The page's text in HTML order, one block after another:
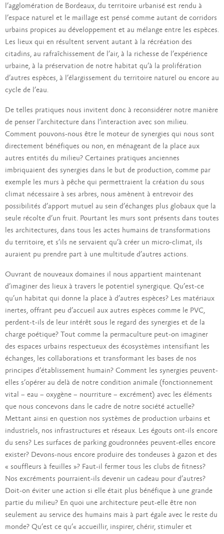
l’agglomération de Bordeaux, du territoire urbanisé est rendu à
l’espace naturel et le maillage est pensé comme autant de corridors
urbains propices au développement et au mélange entre les espèces.
Les lieux qui en résultent servent autant à la récréation des
citadins, au rafraîchissement de l’air, à la richesse de l’expérience
urbaine, à la préservation de notre habitat qu’à la prolifération
d’autres espèces, à l’élargissement du territoire naturel ou encore au
cycle de l’eau.
De telles pratiques nous invitent donc à reconsidérer notre manière
de penser l’architecture dans l’interaction avec son milieu.
Comment pouvons-nous être le moteur de synergies qui nous sont
directement bénéfiques ou non, en ménageant de la place aux
autres entités du milieu? Certaines pratiques anciennes
imbriquaient des synergies dans le but de production, comme par
exemple les murs à pêche qui permettraient la création du sous
climat nécessaire à ses arbres, nous amènent à entrevoir des
possibilités d’apport mutuel au sein d’échanges plus globaux que la
seule récolte d’un fruit. Pourtant les murs sont présents dans toutes
les architectures, dans tous les actes humains de transformations
du territoire, et s’ils ne servaient qu’à créer un micro-climat, ils
auraient pu prendre part à une multitude d’autres actions.
Ouvrant de nouveaux domaines il nous appartient maintenant
d’imaginer des lieux à travers le potentiel synergique. Qu’est-ce
qu’un habitat qui donne la place à d’autres espèces? Les matériaux
inertes, offrant peu d’accueil aux autres espèces comme le PVC,
perdent-t-ils de leur intérêt sous le regard des synergies et de la
charge poétique? Tout comme la permaculture peut-on imaginer
des espaces urbains respectueux des écosystèmes intensifiant les
échanges, les collaborations et transformant les bases de nos
principes d’établissement humain? Comment les synergies peuvent-
elles s’opérer au delà de notre condition animale (fonctionnement
vital – eau – oxygène – nourriture – excrément) avec les éléments
que nous concevons dans le cadre de notre société actuelle?
Mettant ainsi en question nos systèmes de production urbains et
industriels, nos infrastructures et réseaux. Les égouts ont-ils encore
du sens? Les surfaces de parking goudronnées peuvent-elles encore
exister? Devons-nous encore produire des tondeuses à gazon et des
« souffleurs à feuilles »? Faut-il fermer tous les clubs de fitness?
Nos excréments pourraient-ils devenir un cadeau pour d’autres?
Doit-on éviter une action si elle était plus bénéfique à une grande
partie du milieu? En quoi une architecture peut-elle être non
seulement au service des humains mais à part égale avec le reste du
monde? Qu’est ce qu’« accueillir, inspirer, chérir, stimuler et